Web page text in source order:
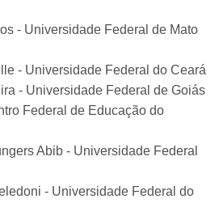
- Universidade Federal de Mato
- Universidade Federal do Ceará
- Universidade Federal de Goiás
Federal de Educação do
Abib - Universidade Federal
- Universidade Federal do